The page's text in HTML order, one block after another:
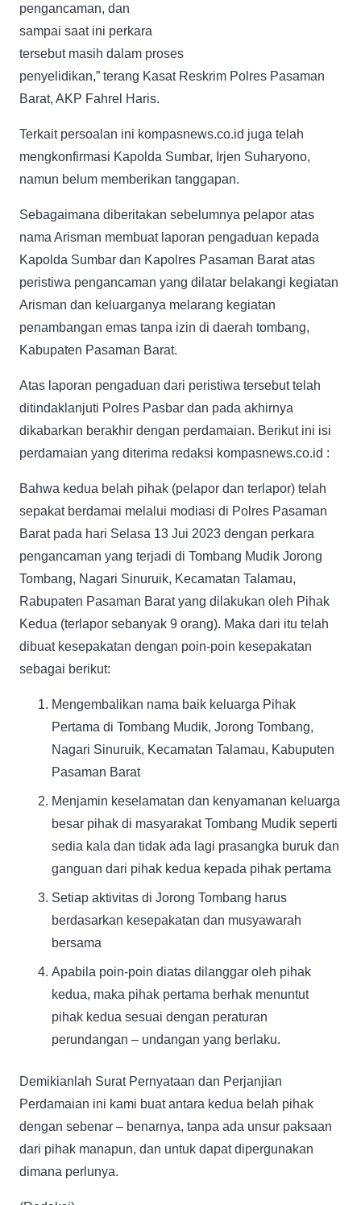
pengancaman, dan
sampai saat ini perkara
tersebut masih dalam proses
penyelidikan,” terang Kasat Reskrim Polres Pasaman
Barat, AKP Fahrel Haris.
Terkait persoalan ini kompasnews.co.id juga telah
mengkonfirmasi Kapolda Sumbar, Irjen Suharyono,
namun belum memberikan tanggapan.
Sebagaimana diberitakan sebelumnya pelapor atas
nama Arisman membuat laporan pengaduan kepada
Kapolda Sumbar dan Kapolres Pasaman Barat atas
peristiwa pengancaman yang dilatar belakangi kegiatan
Arisman dan keluarganya melarang kegiatan
penambangan emas tanpa izin di daerah tombang,
Kabupaten Pasaman Barat.
Atas laporan pengaduan dari peristiwa tersebut telah
ditindaklanjuti Polres Pasbar dan pada akhirnya
dikabarkan berakhir dengan perdamaian. Berikut ini isi
perdamaian yang diterima redaksi kompasnews.co.id :
Bahwa kedua belah pihak (pelapor dan terlapor) telah
sepakat berdamai melalui modiasi di Polres Pasaman
Barat pada hari Selasa 13 Jui 2023 dengan perkara
pengancaman yang terjadi di Tombang Mudik Jorong
Tombang, Nagari Sinuruik, Kecamatan Talamau,
Rabupaten Pasaman Barat yang dilakukan oleh Pihak
Kedua (terlapor sebanyak 9 orang). Maka dari itu telah
dibuat kesepakatan dengan poin-poin kesepakatan
sebagai berikut:
Mengembalikan nama baik keluarga Pihak
Pertama di Tombang Mudik, Jorong Tombang,
Nagari Sinuruik, Kecamatan Talamau, Kabuputen
Pasaman Barat
Menjamin keselamatan dan kenyamanan keluarga
besar pihak di masyarakat Tombang Mudik seperti
sedia kala dan tidak ada lagi prasangka buruk dan
ganguan dari pihak kedua kepada pihak pertama
Setiap aktivitas di Jorong Tombang harus
berdasarkan kesepakatan dan musyawarah
bersama
Apabila poin-poin diatas dilanggar oleh pihak
kedua, maka pihak pertama berhak menuntut
pihak kedua sesuai dengan peraturan
perundangan – undangan yang berlaku.
Demikianlah Surat Pernyataan dan Perjanjian
Perdamaian ini kami buat antara kedua belah pihak
dengan sebenar – benarnya, tanpa ada unsur paksaan
dari pihak manapun, dan untuk dapat dipergunakan
dimana perlunya.